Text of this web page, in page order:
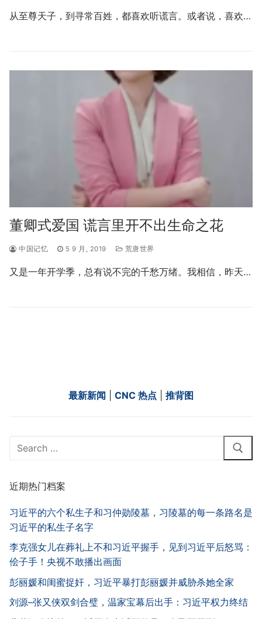
从至尊天子，到寻常百姓，都喜欢听谎言。或者说，喜欢…
董卿式爱国 谎言里开不出生命之花
中国记忆 5 9 月, 2019 荒唐世界
又是一年开学季，总有说不完的千愁万绪。我相信，昨天…
最新新闻 CNC 热点 推背图
Search
近期热门档案
习近平的六个私生子和习仲勋陵墓，习陵墓的每一条路名是
习近平的私生子名字
李克强女儿在葬礼上不和习近平握手，见到习近平后怒骂：
侩子手！央视不敢播出画面
彭丽媛和闺蜜捉奸，习近平暴打彭丽媛并威胁杀她全家
刘源–张又侠双剑合璧，温家宝幕后出手：习近平权力终结